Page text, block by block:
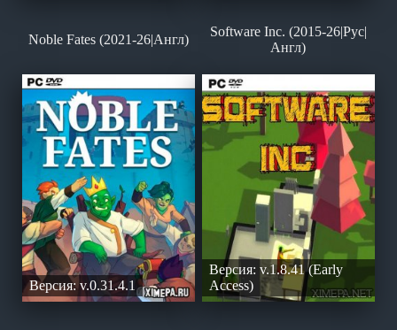
Noble Fates (2021-26|Англ)
Версия: v.0.31.4.1
Software Inc. (2015-26|Рус|
Англ)
Версия: v.1.8.41 (Early
Access)